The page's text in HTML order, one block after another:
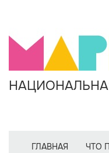
ГЛАВНАЯ ЧТО